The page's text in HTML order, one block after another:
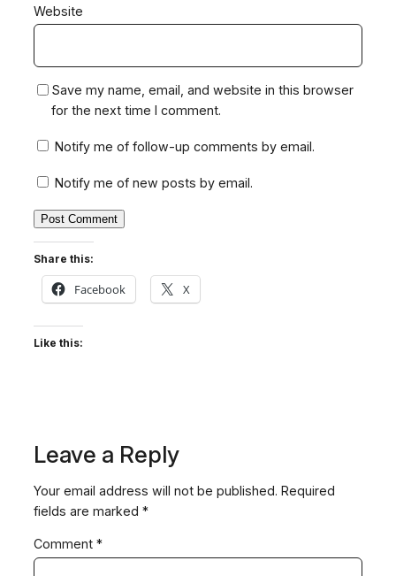
Website
Save my name, email, and website in this browser
for the next time I comment.
Notify me of follow-up comments by email.
Notify me of new posts by email.
Share this:
Facebook X
Like this:
Leave a Reply
Your email address will not be published. Required
fields are marked *
Comment *